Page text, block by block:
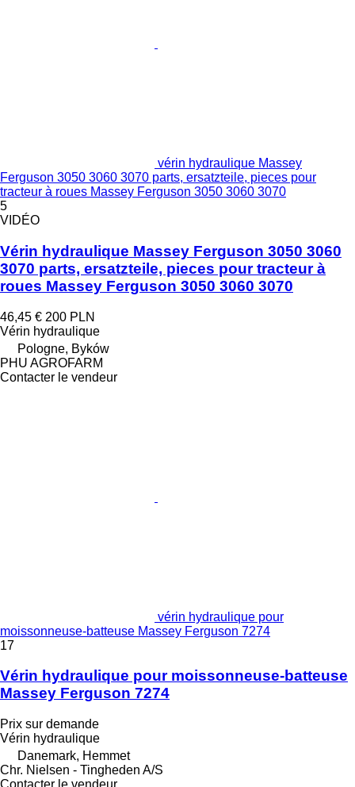
vérin hydraulique Massey
Ferguson 3050 3060 3070 parts, ersatzteile, pieces pour
tracteur à roues Massey Ferguson 3050 3060 3070
5
VIDÉO
Vérin hydraulique Massey Ferguson 3050 3060
3070 parts, ersatzteile, pieces pour tracteur à
roues Massey Ferguson 3050 3060 3070
46,45 € 200 PLN
Vérin hydraulique
Pologne, Byków
PHU AGROFARM
Contacter le vendeur
vérin hydraulique pour
moissonneuse-batteuse Massey Ferguson 7274
17
Vérin hydraulique pour moissonneuse-batteuse
Massey Ferguson 7274
Prix sur demande
Vérin hydraulique
Danemark, Hemmet
Chr. Nielsen - Tingheden A/S
Contacter le vendeur